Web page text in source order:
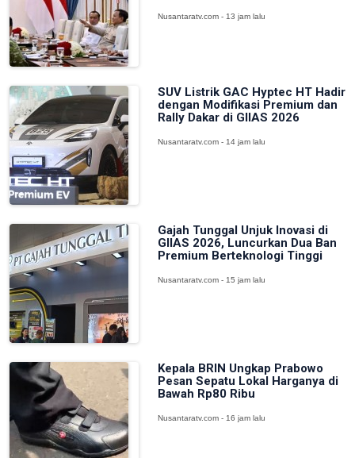
Nusantaratv.com - 13 jam lalu
SUV Listrik GAC Hyptec HT Hadir
dengan Modifikasi Premium dan
Rally Dakar di GIIAS 2026
Nusantaratv.com - 14 jam lalu
Gajah Tunggal Unjuk Inovasi di
GIIAS 2026, Luncurkan Dua Ban
Premium Berteknologi Tinggi
Nusantaratv.com - 15 jam lalu
Kepala BRIN Ungkap Prabowo
Pesan Sepatu Lokal Harganya di
Bawah Rp80 Ribu
Nusantaratv.com - 16 jam lalu